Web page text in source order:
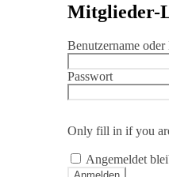
Mitglieder-
Benutzername
Passwort
Only fill in if you
Angemeldet